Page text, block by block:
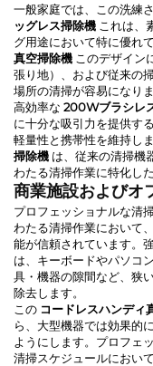
一般家庭では、この洗練
ッグレス掃除機 これは、
グ用途において特に優れ
真空掃除機 このデザイ
張り地）、および従来の
場所の清掃が容易になりま
高効率な 200Wブラシレ
に十分な吸引力を提供す
軽量性と携帯性を維持し
掃除機 は、従来の清掃機
わたる清掃作業に特化し
商業施設およびオ
プロフェッショナルな清
わたる清掃作業において
能が信頼されています。
は、キーボードやパソコ
具・機器の隙間など、狭
除去します。
この コードレスハンディ
ら、大型機器では効果的
ようにします。プロフェ
清掃スケジュールにおい